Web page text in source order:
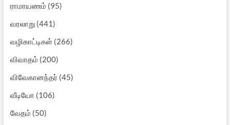
ராமாயணம் (95)
வரலாறு(441)
வழிகாட்டிகள்(266)
விவாதம் (200)
விவேகானந்தர் (45)
வீடியோ (106)
வேதம் (50)